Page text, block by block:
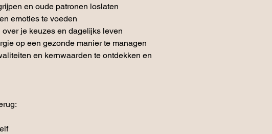
en oude patronen loslaten
emoties te voeden
over je keuzes en dagelijks leven
op een gezonde manier te managen
en kernwaarden te ontdekken en